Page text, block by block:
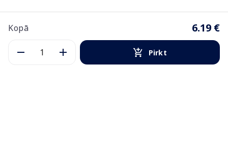
Kopā 6.19 €
Pirkt